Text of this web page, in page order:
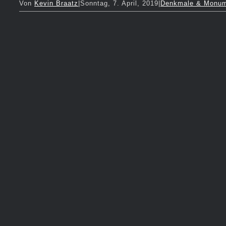
Von Kevin Braatz Sonntag, 7. April, 2019 Denkmale &